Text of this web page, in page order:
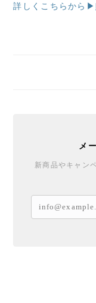
詳しくこちらから▶
メ
新商品やキャン